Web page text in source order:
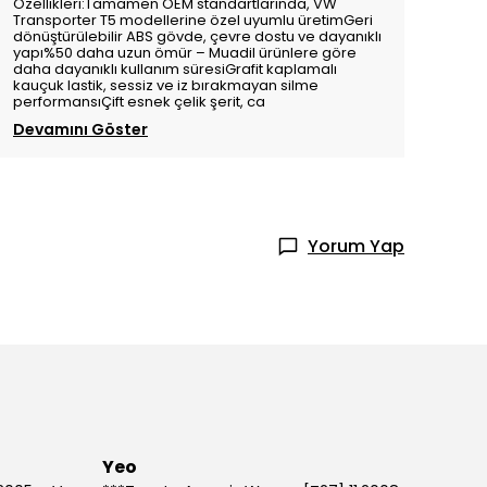
Transporter T5 modellerine özel uyumlu üretimGeri
dönüştürülebilir ABS gövde, çevre dostu ve dayanıklı
yapı%50 daha uzun ömür – Muadil ürünlere göre
daha dayanıklı kullanım süresiGrafit kaplamalı
kauçuk lastik, sessiz ve iz bırakmayan silme
performansıÇift esnek çelik şerit, ca
Devamını Göster
Yorum Yap
Yeo